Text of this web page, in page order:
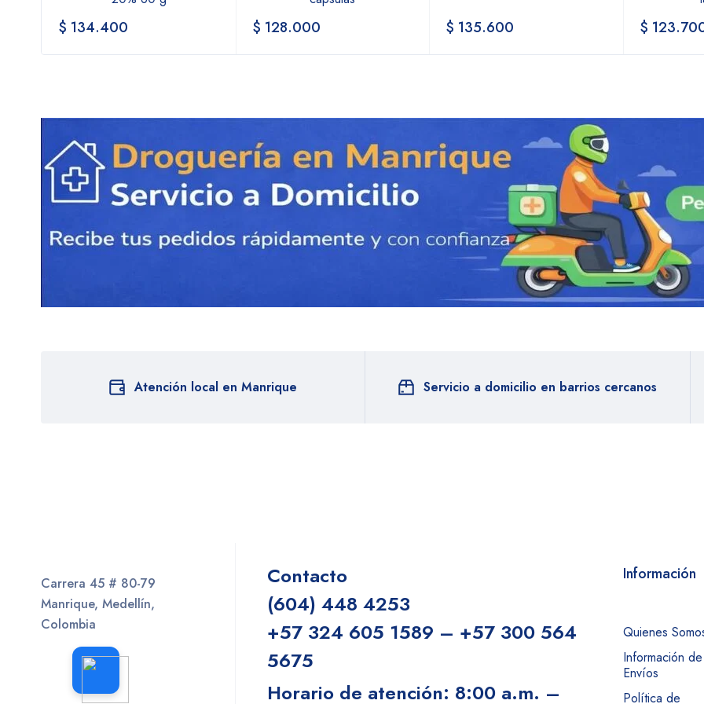
$ 134.400 $ 128.000 $ 135.600 $
Atención local en Manrique Servicio a domicilio en barrios cercanos
Carrera 45 # 80-79
Manrique, Medellín,
Colombia
Contacto
(604) 448 4253
+57 324 605 1589 – +57 300 564
5675
Horario de atención: 8:00 a.m. –
Información
Quienes
Información de
Envíos
Política de